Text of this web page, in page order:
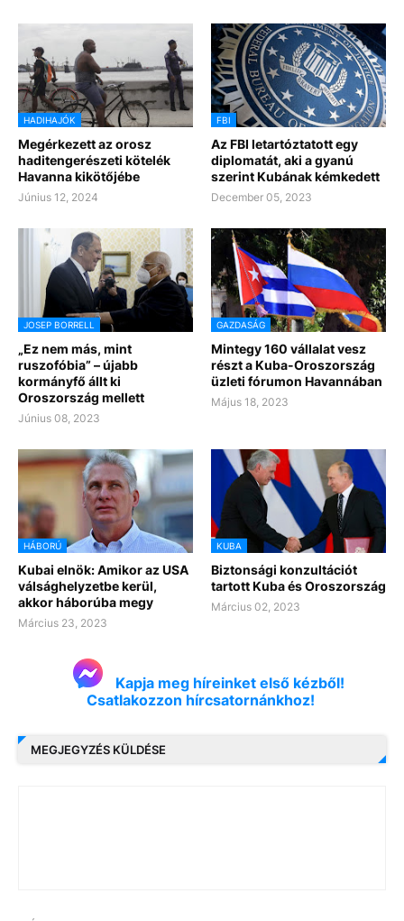
HADIHAJÓK
Megérkezett az orosz
haditengerészeti kötelék
Havanna kikötőjébe
Június 12, 2024
FBI
Az FBI letartóztatott egy
diplomatát, aki a gyanú
szerint Kubának kémkedett
December 05, 2023
JOSEP BORRELL
„Ez nem más, mint
ruszofóbia” – újabb
kormányfő állt ki
Oroszország mellett
Június 08, 2023
GAZDASÁG
Mintegy 160 vállalat vesz
részt a Kuba-Oroszország
üzleti fórumon Havannában
Május 18, 2023
HÁBORÚ
Kubai elnök: Amikor az USA
válsághelyzetbe kerül,
akkor háborúba megy
Március 23, 2023
KUBA
Biztonsági konzultációt
tartott Kuba és Oroszország
Március 02, 2023
Kapja meg híreinket első kézből!
Csatlakozzon hírcsatornánkhoz!
MEGJEGYZÉS KÜLDÉSE